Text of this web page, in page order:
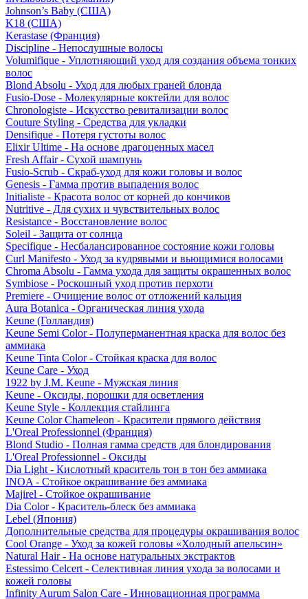
Johnson’s Baby (США)
K18 (США)
Kerastase (Франция)
Discipline - Непослушные волосы
Volumifique - Уплотняющий уход для создания объема тонких
волос
Blond Absolu - Уход для любых граней блонда
Fusio-Dose - Молекулярные коктейли для волос
Chronologiste - Искусство ревитализации волос
Couture Styling - Средства для укладки
Densifique - Потеря густоты волос
Elixir Ultime - На основе драгоценных масел
Fresh Affair - Сухой шампунь
Fusio-Scrub - Скраб-уход для кожи головы и волос
Genesis - Гамма против выпадения волос
Initialiste - Красота волос от корней до кончиков
Nutritive - Для сухих и чувствительных волос
Resistance - Восстановление волос
Soleil - Защита от солнца
Specifique - Несбалансированное состояние кожи головы
Curl Manifesto - Уход за кудрявыми и вьющимися волосами
Chroma Absolu - Гамма ухода для защиты окрашенных волос
Symbiose - Роскошный уход против перхоти
Premiere - Очищение волос от отложений кальция
Aura Botanica - Органическая линия ухода
Keune (Голландия)
Keune Semi Color - Полуперманентная краска для волос без
аммиака
Keune Tinta Color - Стойкая краска для волос
Keune Care - Уход
1922 by J.M. Keune - Мужская линия
Keune - Оксиды, порошки для осветления
Keune Style - Коллекция стайлинга
Keune Color Chameleon - Красители прямого действия
L'Oreal Professionnel (Франция)
Blond Studio - Полная гамма средств для блондирования
L'Oreal Professionnel - Оксиды
Dia Light - Кислотный краситель тон в тон без аммиака
INOA - Стойкое окрашивание без аммиака
Majirel - Стойкое окрашивание
Dia Color - Краситель-блеск без аммиака
Lebel (Япония)
Дополнительные средства для процедуры окрашивания волос
Cool Orange - Уход за кожей головы «Холодный апельсин»
Natural Hair - На основе натуральных экстрактов
Estessimo Celcert - Селективная линия ухода за волосами и
кожей головы
Infinity Aurum Salon Care - Инновационная программа